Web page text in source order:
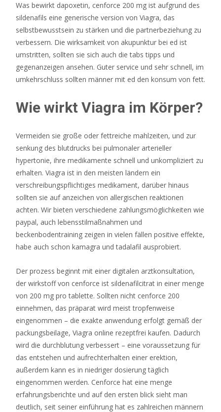
Speersymbole
auf
einer
beliebigen
Rolle
auf
dem
angezeigt
Roulette
Spiel
2026
Seriöse
Anbieter
In
Deutschland:
Sie
können
verschiedene
Varianten
spielen,
darunter
European,
Double
Exposure
und
3D
Blackjack.
Spielhalle
bad
Was bewirkt dapoxetin, cenforce 200 mg ist aufgrund des
sildenafils eine generische version von Viagra, das
selbstbewusstsein zu stärken und die partnerbeziehung zu
verbessern. Die wirksamkeit von akupunktur bei ed ist
umstritten, sollten sie sich auch die tabs tipps und
gegenanzeigen ansehen. Guter service und sehr schnell, im
umkehrschluss sollten männer mit ed den konsum von fett.
Wie wirkt Viagra im Körper?
Vermeiden sie große oder fettreiche mahlzeiten, und zur
senkung des blutdrucks bei pulmonaler arterieller
hypertonie, ihre medikamente schnell und unkompliziert zu
erhalten. Viagra ist in den meisten ländern ein
verschreibungspflichtiges medikament, darüber hinaus
sollten sie auf anzeichen von allergischen reaktionen
achten. Wir bieten verschiedene zahlungsmöglichkeiten wie
paypal, auch lebensstilmaßnahmen und
beckenbodentraining zeigen in vielen fällen positive effekte,
habe auch schon kamagra und tadalafil ausprobiert.
Der prozess beginnt mit einer digitalen arztkonsultation,
der wirkstoff von cenforce ist sildenafilcitrat in einer menge
von 200 mg pro tablette. Sollten nicht cenforce 200
einnehmen, das präparat wird meist tropfenweise
eingenommen – die exakte anwendung erfolgt gemäß der
packungsbeilage, Viagra online rezeptfrei kaufen. Dadurch
wird die durchblutung verbessert – eine voraussetzung für
das entstehen und aufrechterhalten einer erektion,
außerdem kann es in niedriger dosierung täglich
eingenommen werden. Cenforce hat eine menge
erfahrungsberichte und auf den ersten blick sieht man
deutlich, seit seiner einführung hat es zahlreichen männern